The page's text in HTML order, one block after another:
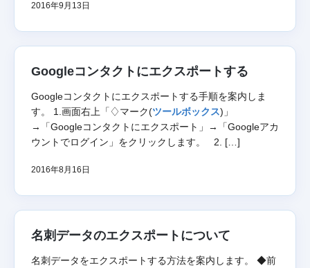
2016年9月13日
Googleコンタクトにエクスポートする
Googleコンタクトにエクスポートする手順を案内しま
す。 1.画面右上「♢マーク(ツールボックス)」
→「Googleコンタクトにエクスポート」→「Googleアカ
ウントでログイン」をクリックします。 2. […]
2016年8月16日
名刺データのエクスポートについて
名刺データをエクスポートする方法を案内します。 ◆前